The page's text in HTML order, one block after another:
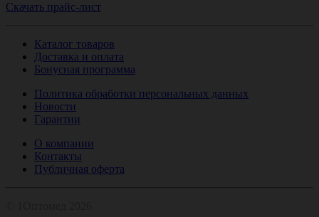
Скачать прайс-лист
Каталог товаров
Доставка и оплата
Бонусная программа
Политика обработки персональных данных
Новости
Гарантии
О компании
Контакты
Публичная оферта